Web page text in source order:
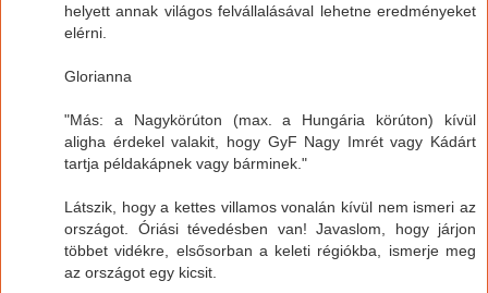
helyett annak világos felvállalásával lehetne eredményeket
elérni.
Glorianna
"Más: a Nagykörúton (max. a Hungária körúton) kívül
aligha érdekel valakit, hogy GyF Nagy Imrét vagy Kádárt
tartja példakápnek vagy bárminek."
Látszik, hogy a kettes villamos vonalán kívül nem ismeri az
országot. Óriási tévedésben van! Javaslom, hogy járjon
többet vidékre, elsősorban a keleti régiókba, ismerje meg
az országot egy kicsit.